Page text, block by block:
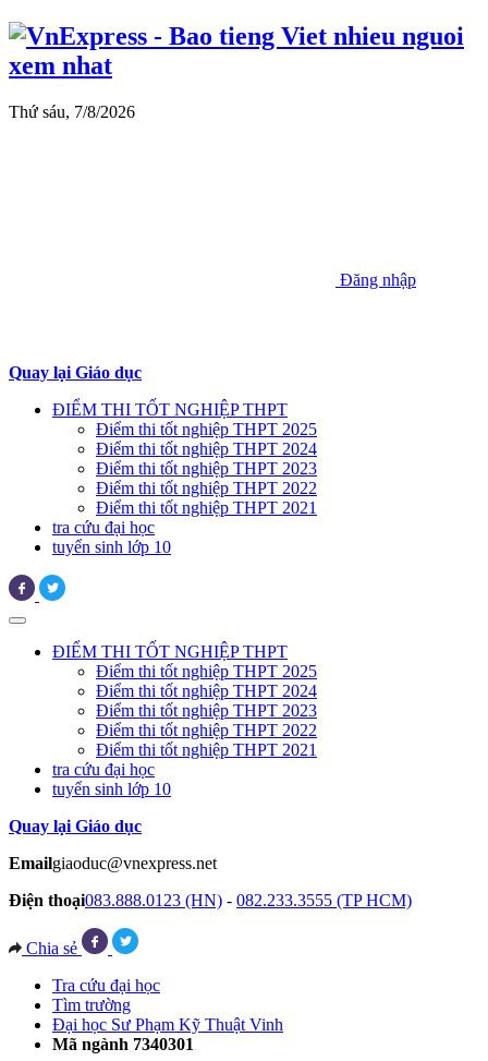
Thứ sáu, 7/8/2026
Đăng nhập
Quay lại Giáo dục
ĐIỂM THI TỐT NGHIỆP THPT
Điểm thi tốt nghiệp THPT 2025
Điểm thi tốt nghiệp THPT 2024
Điểm thi tốt nghiệp THPT 2023
Điểm thi tốt nghiệp THPT 2022
Điểm thi tốt nghiệp THPT 2021
tra cứu đại học
tuyển sinh lớp 10
ĐIỂM THI TỐT NGHIỆP THPT
Điểm thi tốt nghiệp THPT 2025
Điểm thi tốt nghiệp THPT 2024
Điểm thi tốt nghiệp THPT 2023
Điểm thi tốt nghiệp THPT 2022
Điểm thi tốt nghiệp THPT 2021
tra cứu đại học
tuyển sinh lớp 10
Quay lại Giáo dục
Emailgiaoduc@vnexpress.net
Điện thoại083.888.0123 (HN) - 082.233.3555 (TP HCM)
Chia sẻ
Tra cứu đại học
Tìm trường
Đại học Sư Phạm Kỹ Thuật Vinh
Mã ngành 7340301